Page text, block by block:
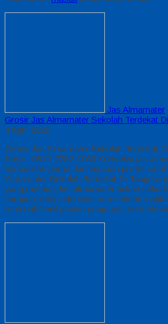
Jas Almamater
Grosir Jas Almamater Sekolah Terdekat
4 April 2026
Grosir Jas Almamater Sekolah Terdekat
Kami : 0812-2282-1060 Konveksi jas
berkualitas prima dan layanan
Almamater Sekolah Terdekat Di
yang matang Jas almamater bukan
kampus, tetapi identitas sah sebuah
material, hasil jahitan yang rapi, serta